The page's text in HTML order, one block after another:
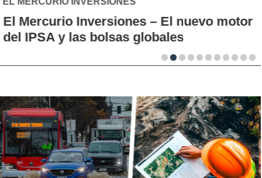
IP-CFT Santo Tomás y Red de Hubs
Municipales firman alianza para impulsar
la innovación en los territorios